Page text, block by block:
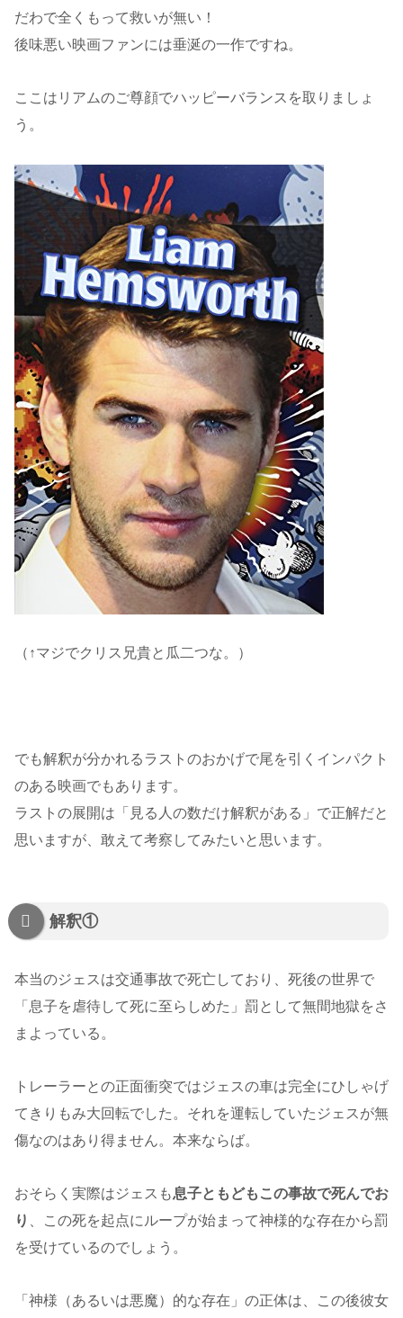
だわで全くもって救いが無い！
後味悪い映画ファンには垂涎の一作ですね。
ここはリアムのご尊顔でハッピーバランスを取りましょ
う。
（↑マジでクリス兄貴と瓜二つな。）
でも解釈が分かれるラストのおかげで尾を引くインパクト
のある映画でもあります。
ラストの展開は「見る人の数だけ解釈がある」で正解だと
思いますが、敢えて考察してみたいと思います。
解釈①
本当のジェスは交通事故で死亡しており、死後の世界で
「息子を虐待して死に至らしめた」罰として無間地獄をさ
まよっている。
トレーラーとの正面衝突ではジェスの車は完全にひしゃげ
てきりもみ大回転でした。それを運転していたジェスが無
傷なのはあり得ません。本来ならば。
おそらく実際はジェスも息子ともどもこの事故で死んでお
り
、この死を起点にループが始まって神様的な存在から罰
を受けているのでしょう。
「神様（あるいは悪魔）的な存在」の正体は、この後彼女